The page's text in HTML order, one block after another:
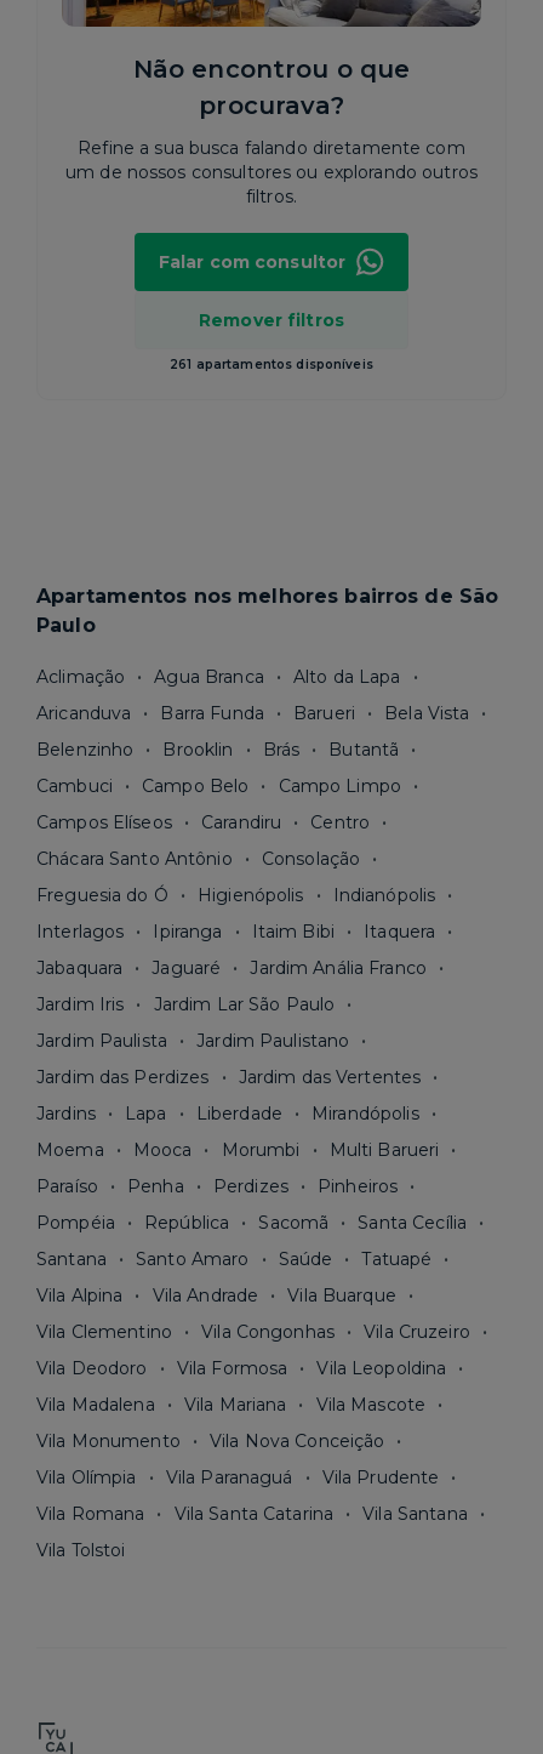
Não encontrou o que
procurava?
Refine a sua busca falando diretamente com
um de nossos consultores ou explorando outros
filtros.
Remover filtros
261 apartamentos disponíveis
Falar com consultor
Apartamentos nos melhores bairros de São
Paulo
Aclimação Agua Branca
Alto da Lapa
Aricanduva
Barra Funda Barueri
Bela Vista
Belenzinho
Brooklin Brás
Butantã
Cambuci
Campo Belo
Campo Limpo
Campos Elíseos
Carandiru
Centro
Chácara Santo Antônio
Consolação
Freguesia do Ó
Higienópolis
Indianópolis
Interlagos
Ipiranga Itaim Bibi
Itaquera
Jabaquara
Jaguaré
Jardim Anália Franco
Jardim Iris
Jardim Lar São Paulo
Jardim Paulista
Jardim Paulistano
Jardim das Perdizes
Jardim das Vertentes
Jardins
Lapa Liberdade
Mirandópolis
Moema
Mooca Morumbi
Multi Barueri
Paraíso
Penha Perdizes
Pinheiros
Pompéia
República Sacomã
Santa Cecília
Santana
Santo Amaro Saúde
Tatuapé
Vila Alpina
Vila Andrade
Vila Buarque
Vila Clementino
Vila Congonhas
Vila Cruzeiro
Vila Deodoro
Vila Formosa
Vila Leopoldina
Vila Madalena
Vila Mariana
Vila Mascote
Vila Monumento
Vila Nova Conceição
Vila Olímpia
Vila Paranaguá
Vila Prudente
Vila Romana
Vila Santa Catarina
Vila Santana
Vila Tolstoi